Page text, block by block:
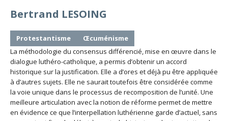
Bertrand LESOING
Protestantisme
Œcuménisme
La méthodologie du consensus différencié, mise en œuvre dans le
dialogue luthéro-catholique, a permis d’obtenir un accord
historique sur la justification. Elle a d’ores et déjà pu être appliquée
à d’autres sujets. Elle ne saurait toutefois être considérée comme
la voie unique dans le processus de recomposition de l’unité. Une
meilleure articulation avec la notion de réforme permet de mettre
en évidence ce que l’interpellation luthérienne garde d’actuel, sans